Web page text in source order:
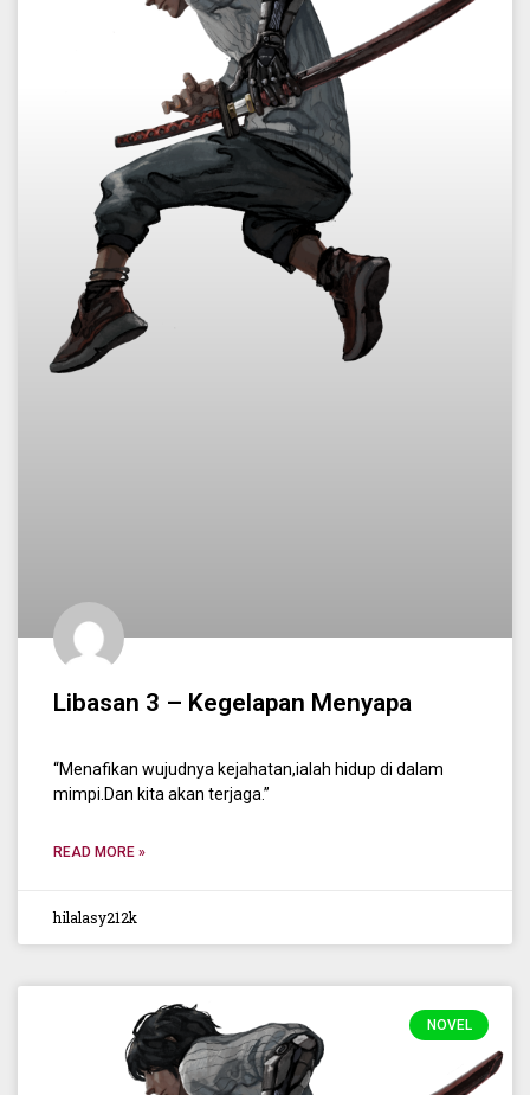
Libasan 3 – Kegelapan Menyapa
“Menafikan wujudnya kejahatan,ialah hidup di dalam
mimpi.Dan kita akan terjaga.”
READ MORE »
hilalasy212k
NOVEL